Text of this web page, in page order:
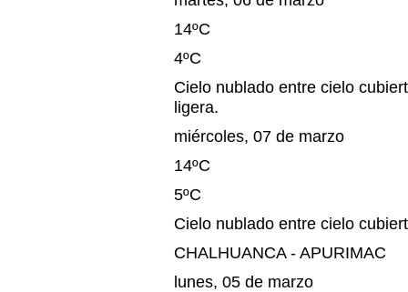
14ºC
4ºC
Cielo nublado entre cielo
ligera.
miércoles, 07 de marzo
14ºC
5ºC
Cielo nublado entre cielo
CHALHUANCA - APURIMAC
lunes, 05 de marzo